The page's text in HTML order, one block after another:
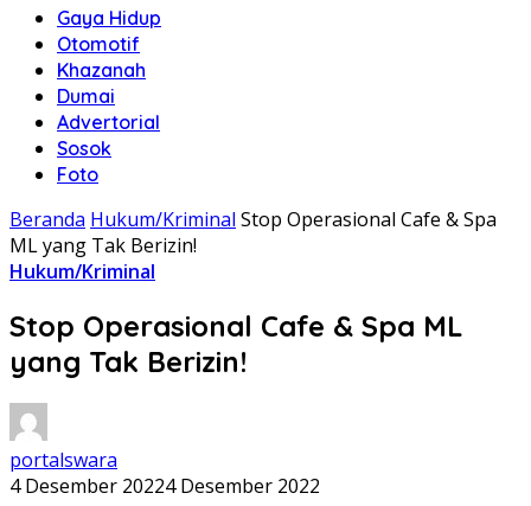
Gaya Hidup
Otomotif
Khazanah
Dumai
Advertorial
Sosok
Foto
Beranda Hukum/Kriminal Stop Operasional Cafe & Spa
ML yang Tak Berizin!
Hukum/Kriminal
Stop Operasional Cafe & Spa ML
yang Tak Berizin!
portalswara
4 Desember 20224 Desember 2022